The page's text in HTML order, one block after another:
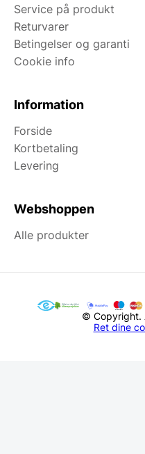
Service på produkt
Returvarer
Betingelser og garanti
Cookie info
Information
Forside
Kortbetaling
Levering
Webshoppen
Alle produkter
© Copyright.
Ret dine